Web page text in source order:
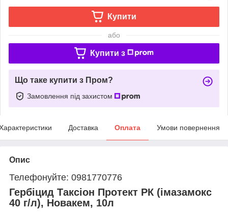
Купити
або
Купити з
Що таке купити з Пром?
Замовлення під захистом
Доставка Оплата Умови повернення
Опис
Телефонуйте: 0981770776
Гербіцид Таксіон Протект РК (імазамокс
40 г/л), Новакем, 10л